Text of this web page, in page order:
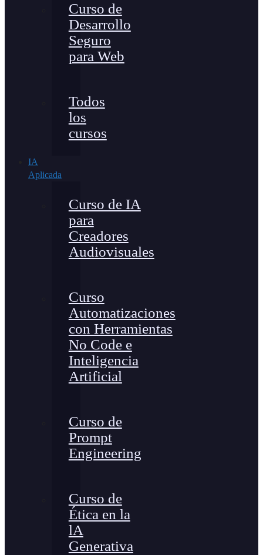
Curso de
Desarrollo
Seguro
para Web
Todos
los
cursos
IA
Aplicada
Curso de IA
para
Creadores
Audiovisuales
Curso
Automatizaciones
con Herramientas
No Code e
Inteligencia
Artificial
Curso de
Prompt
Engineering
Curso de
Ética en la
lA
Generativa